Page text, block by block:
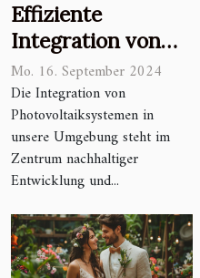
Effiziente
Integration von
Photovoltaik in
städtische und
ländliche
Landschaften
Mo. 16. September 2024
Die Integration von
Photovoltaiksystemen in
unsere Umgebung steht im
Zentrum nachhaltiger
Entwicklung und...